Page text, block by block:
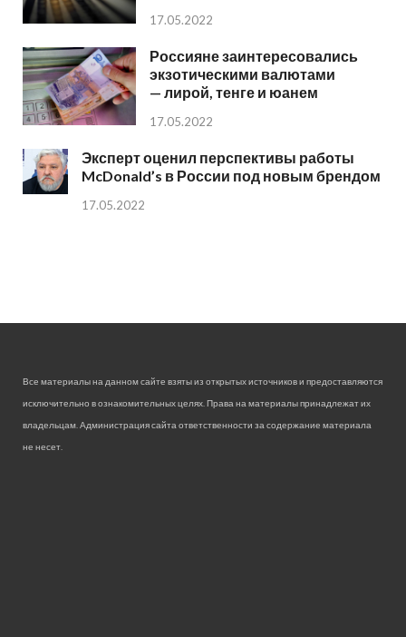
17.05.2022
Россияне заинтересовались
экзотическими валютами
— лирой, тенге и юанем
17.05.2022
Эксперт оценил перспективы работы
McDonald’s в России под новым брендом
17.05.2022
Все материалы на данном сайте взяты из открытых источников и предоставляются
исключительно в ознакомительных целях. Права на материалы принадлежат их
владельцам. Администрация сайта ответственности за содержание материала
не несет.